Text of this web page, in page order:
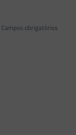
Campos obrigatórios